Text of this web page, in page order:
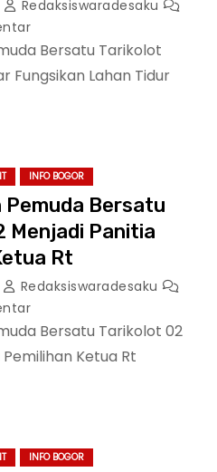
Redaksiswaradesaku
Bersatu Tarikolot
Fungsikan Lahan Tidur
INFO BOGOR
Bersatu
Menjadi Panitia
Rt
Redaksiswaradesaku
Bersatu Tarikolot 02
Ketua Rt
INFO BOGOR